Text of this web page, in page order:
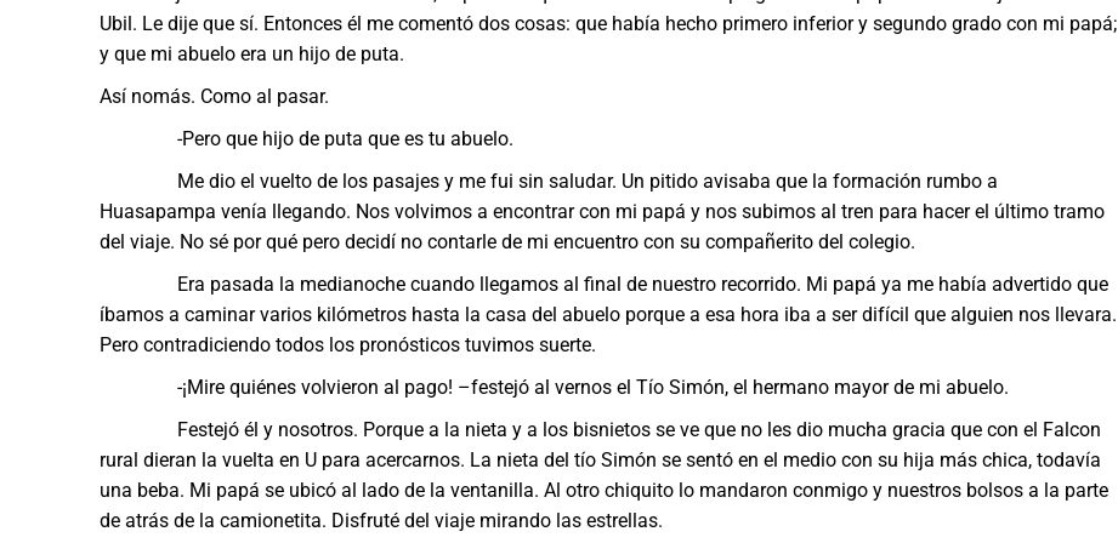
Ubil. Le dije que sí. Entonces él me comentó dos cosas: que había hecho primero inferior y segundo grado con mi papá;
y que mi abuelo era un hijo de puta.
Así nomás. Como al pasar.
-Pero que hijo de puta que es tu abuelo.
Me dio el vuelto de los pasajes y me fui sin saludar. Un pitido avisaba que la formación rumbo a
Huasapampa venía llegando. Nos volvimos a encontrar con mi papá y nos subimos al tren para hacer el último tramo
del viaje. No sé por qué pero decidí no contarle de mi encuentro con su compañerito del colegio.
Era pasada la medianoche cuando llegamos al final de nuestro recorrido. Mi papá ya me había advertido que
íbamos a caminar varios kilómetros hasta la casa del abuelo porque a esa hora iba a ser difícil que alguien nos llevara.
Pero contradiciendo todos los pronósticos tuvimos suerte.
-¡Mire quiénes volvieron al pago! –festejó al vernos el Tío Simón, el hermano mayor de mi abuelo.
Festejó él y nosotros. Porque a la nieta y a los bisnietos se ve que no les dio mucha gracia que con el Falcon
rural dieran la vuelta en U para acercarnos. La nieta del tío Simón se sentó en el medio con su hija más chica, todavía
una beba. Mi papá se ubicó al lado de la ventanilla. Al otro chiquito lo mandaron conmigo y nuestros bolsos a la parte
de atrás de la camionetita. Disfruté del viaje mirando las estrellas.